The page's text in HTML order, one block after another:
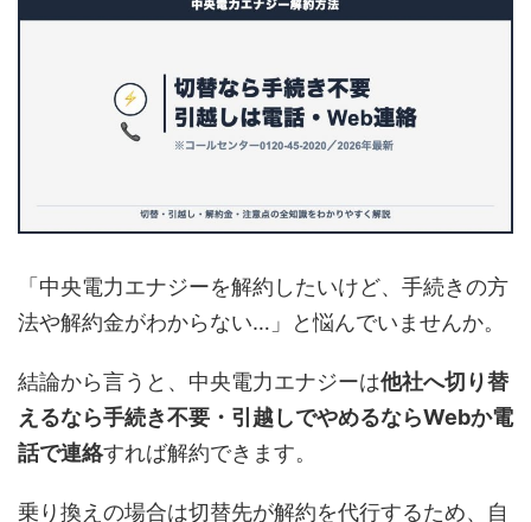
「中央電力エナジーを解約したいけど、手続きの方
法や解約金がわからない…」と悩んでいませんか。
結論から言うと、中央電力エナジーは他社へ切り替
えるなら手続き不要・引越しでやめるならWebか電
話で連絡すれば解約できます。
乗り換えの場合は切替先が解約を代行するため、自